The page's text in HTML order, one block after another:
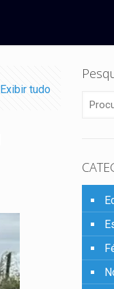
Exibir tudo